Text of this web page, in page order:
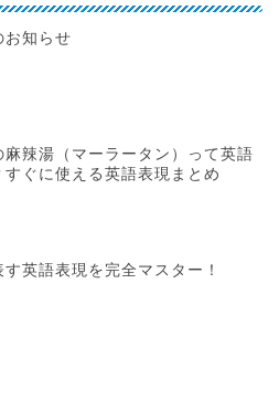
お知らせ
麻辣湯（マーラータン）って英語
すぐに使える英語表現まとめ
英語表現を完全マスター！